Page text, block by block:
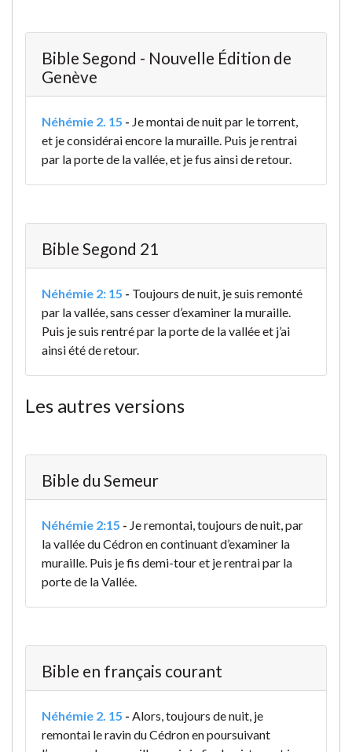
Bible Segond - Nouvelle Édition de
Genève
Néhémie 2. 15 - Je montai de nuit par le torrent,
et je considérai encore la muraille. Puis je rentrai
par la porte de la vallée, et je fus ainsi de retour.
Bible Segond 21
Néhémie 2: 15 - Toujours de nuit, je suis remonté
par la vallée, sans cesser d’examiner la muraille.
Puis je suis rentré par la porte de la vallée et j’ai
ainsi été de retour.
Les autres versions
Bible du Semeur
Néhémie 2:15 - Je remontai, toujours de nuit, par
la vallée du Cédron en continuant d’examiner la
muraille. Puis je fis demi-tour et je rentrai par la
porte de la Vallée.
Bible en français courant
Néhémie 2. 15 - Alors, toujours de nuit, je
remontai le ravin du Cédron en poursuivant